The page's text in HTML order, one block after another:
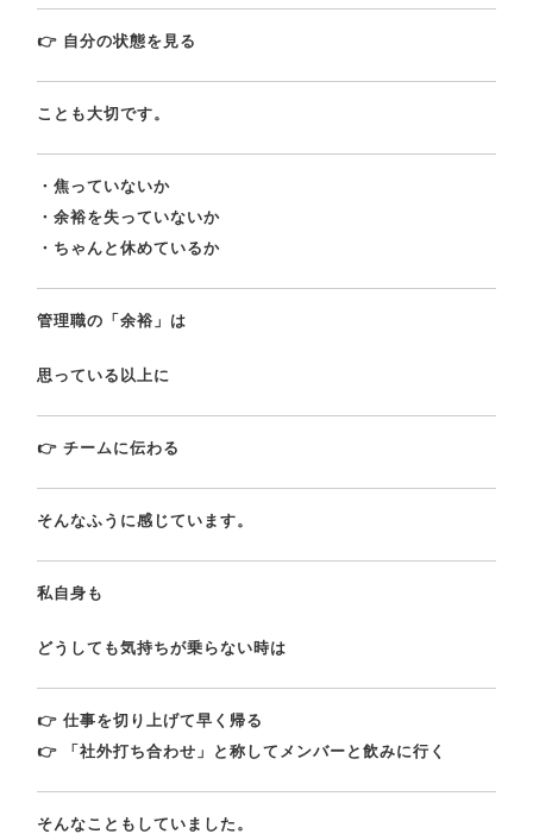
👉 自分の状態を見る
ことも大切です。
・焦っていないか
・余裕を失っていないか
・ちゃんと休めているか
管理職の「余裕」は
思っている以上に
👉 チームに伝わる
そんなふうに感じています。
私自身も
どうしても気持ちが乗らない時は
👉 仕事を切り上げて早く帰る
👉 「社外打ち合わせ」と称してメンバーと飲みに行く
そんなこともしていました。